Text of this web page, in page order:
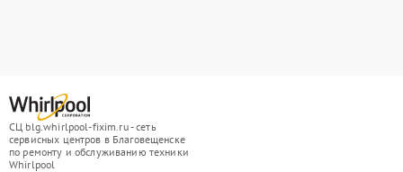
СЦ blg.whirlpool-fixim.ru - сеть
сервисных центров в Благовещенске
по ремонту и обслуживанию техники
Whirlpool